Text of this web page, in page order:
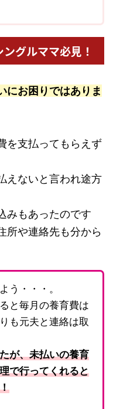
グルママ必見！
にお困りではありま
を支払ってもらえず
えないと言われ途方
みもあったのです
所や連絡先も分から
う・・・。
と毎月の養育費は
も元夫と連絡は取
が、未払いの養育
で行ってくれると